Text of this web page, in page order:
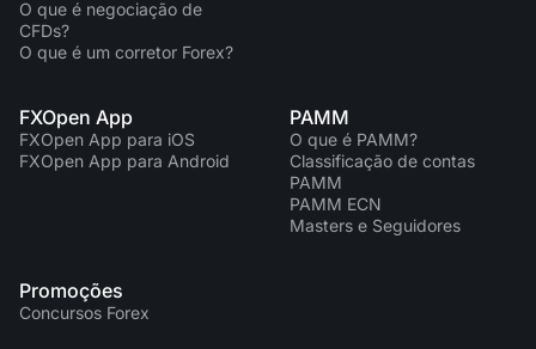
O que é negociação de
CFDs?
O que é um corretor Forex?
FXOpen App
FXOpen App para iOS
FXOpen App para Android
PAMM
O que é PAMM?
Classificação de contas
PAMM
PAMM ECN
Masters e Seguidores
Promoções
Concursos Forex